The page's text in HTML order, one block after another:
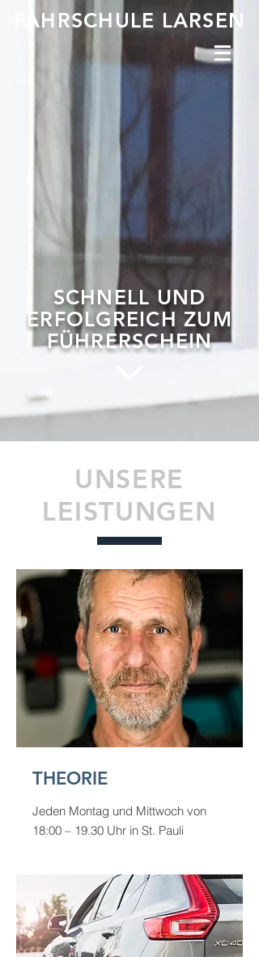
FAHRSCHULE LARSEN
SCHNELL UND
ERFOLGREICH ZUM
FÜHRERSCHEIN
UNSERE
LEISTUNGEN
THEORIE
Jeden Montag und Mittwoch von
18:00 – 19.30 Uhr in St. Pauli